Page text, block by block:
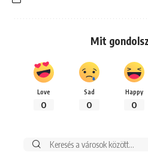
Mit
Love
0
Sad
0
Happy
0
Keresés: